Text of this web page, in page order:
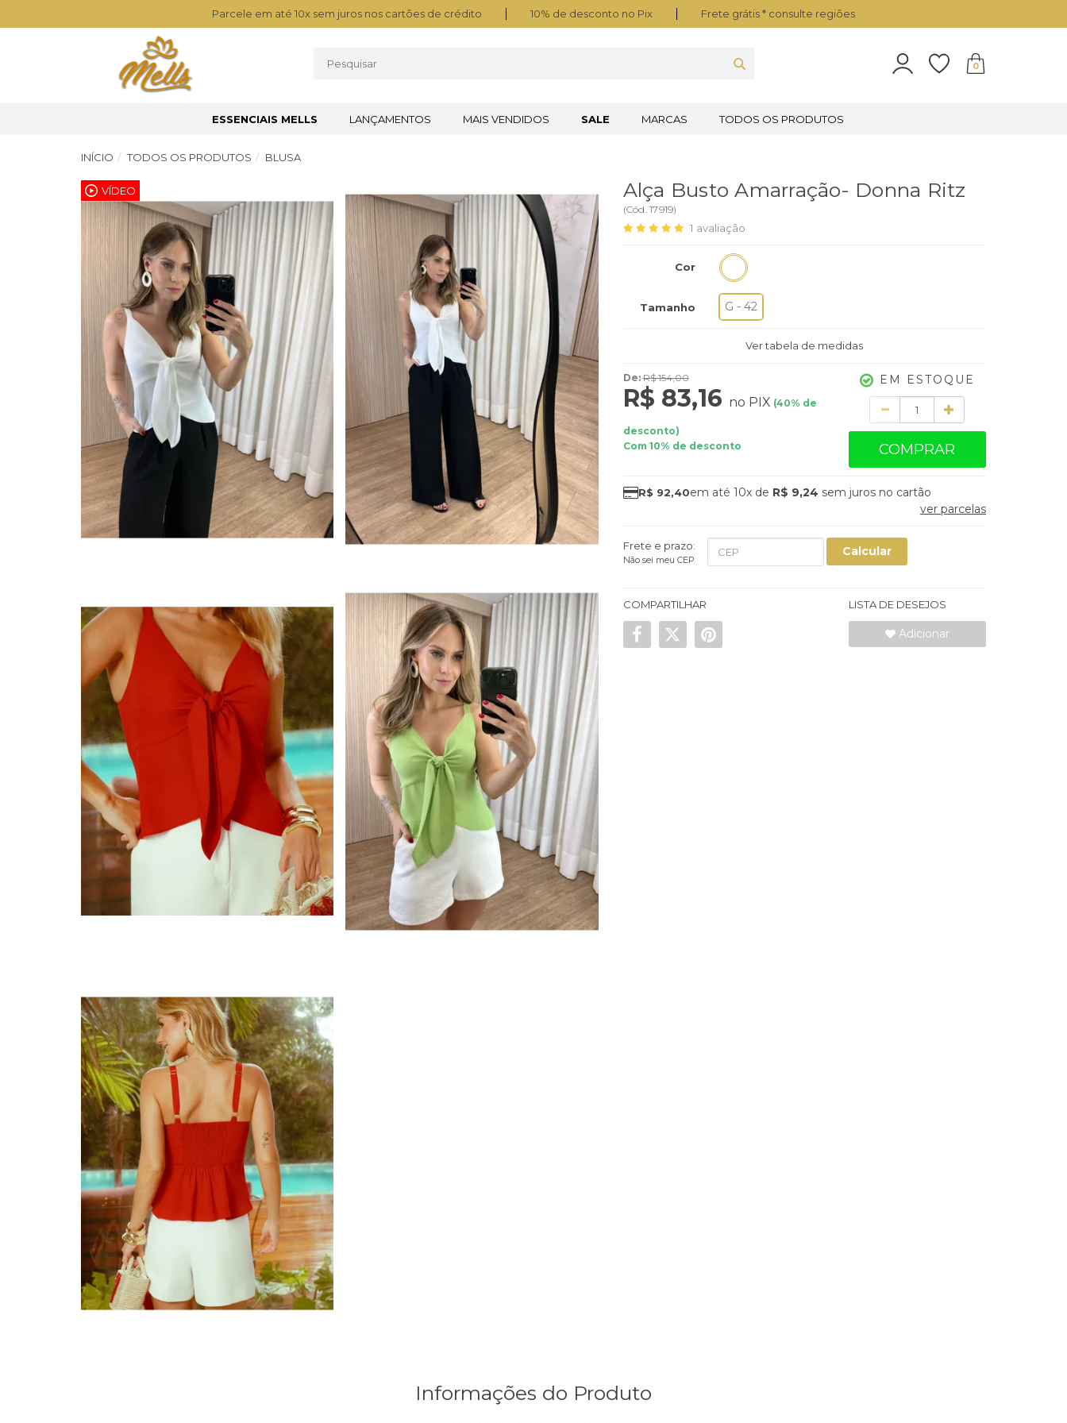
Parcele em até 10x sem juros nos cartões de crédito 10% de desconto no Pix Frete grátis * consulte regiões
0
ESSENCIAIS MELLS LANÇAMENTOS MAIS VENDIDOS SALE MARCAS TODOS OS PRODUTOS
INÍCIO TODOS OS PRODUTOS BLUSA
VÍDEO Alça Busto Amarração- Donna Ritz
(Cód. 17919)
1 avaliação
Cor
Tamanho G - 42
Ver tabela de medidas
De:R$ 154,00
R$ 83,16 no PIX (40% de
desconto)
Com 10% de desconto
EM ESTOQUE
COMPRAR
R$ 92,40 10xde R$ 9,24 sem juros
ver parcelas
Frete e prazo:
Não sei meu CEP
Calcular
COMPARTILHAR LISTA DE DESEJOS
Adicionar
Informações do Produto